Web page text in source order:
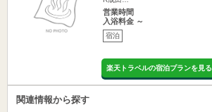
営業時間
入浴料金 ～
宿泊
楽天トラベルの宿泊プランを見る
関連情報から探す